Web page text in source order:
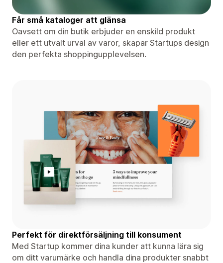
Får små kataloger att glänsa
Oavsett om din butik erbjuder en enskild produkt
eller ett utvalt urval av varor, skapar Startups design
den perfekta shoppingupplevelsen.
Perfekt för direktförsäljning till konsument
Med Startup kommer dina kunder att kunna lära sig
om ditt varumärke och handla dina produkter snabbt